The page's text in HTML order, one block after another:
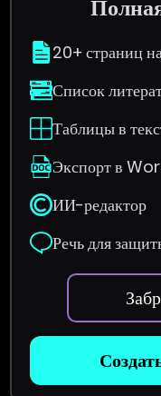
20+ страниц
Список
Таблицы в
Экспорт в
ИИ-редактор
Речь для